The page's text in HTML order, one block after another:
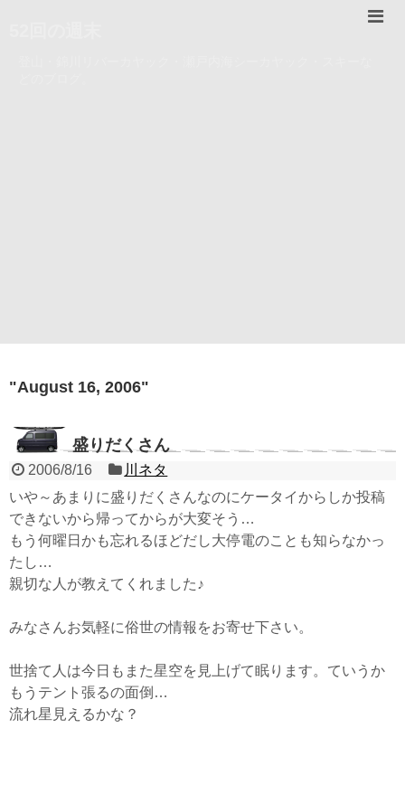
"August 16, 2006"
盛りだくさん
2006/8/16
川ネタ
いや～あまりに盛りだくさんなのにケータイからしか投稿
できないから帰ってからが大変そう…
もう何曜日かも忘れるほどだし大停電のことも知らなかっ
たし…
親切な人が教えてくれました♪
みなさんお気軽に俗世の情報をお寄せ下さい。
世捨て人は今日もまた星空を見上げて眠ります。ていうか
もうテント張るの面倒…
流れ星見えるかな？